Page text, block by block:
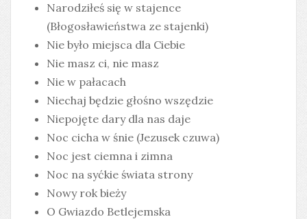
Narodziłeś się w stajence
(Błogosławieństwa ze stajenki)
Nie było miejsca dla Ciebie
Nie masz ci, nie masz
Nie w pałacach
Niechaj będzie głośno wszędzie
Niepojęte dary dla nas daje
Noc cicha w śnie (Jezusek czuwa)
Noc jest ciemna i zimna
Noc na syćkie świata strony
Nowy rok bieży
O Gwiazdo Betlejemska